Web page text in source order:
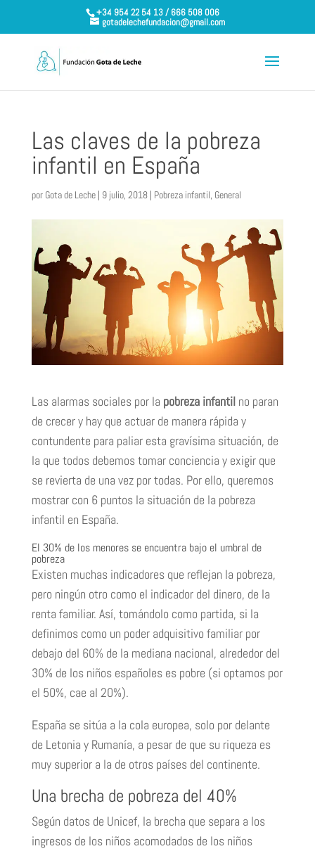
+34 954 22 54 13 / 666 508 006
gotadelechefundacion@gmail.com
Las claves de la pobreza
infantil en España
por Gota de Leche| 9 julio, 2018| Pobreza infantil, General
Las alarmas sociales por la pobreza infantilno paran
de crecer y hay que actuar de manera rápida y
contundente para paliar esta gravísima situación, de
la que todos debemos tomar conciencia y exigir que
se revierta de una vez por todas. Por ello, queremos
mostrar con 6 puntos la situación de la pobreza
infantil en España.
El 30% de los menores se encuentra bajo el umbral de
pobreza
Existen muchas indicadores que reflejan la pobreza,
pero ningún otro como el indicador del dinero, de la
renta familiar. Así, tomándolo como partida, si la
definimos como un poder adquisitivo familiar por
debajo del 60% de la mediana nacional, alrededor del
30% de los niños españoles es pobre (si optamos por
el 50%, cae al 20%).
España se sitúa a la cola europea, solo por delante
de Letonia y Rumanía, a pesar de que su riqueza es
muy superior a la de otros países del continente.
Una brecha de pobreza del 40%
Según datos de Unicef, la brecha que separa a los
ingresos de los niños acomodados de los niños